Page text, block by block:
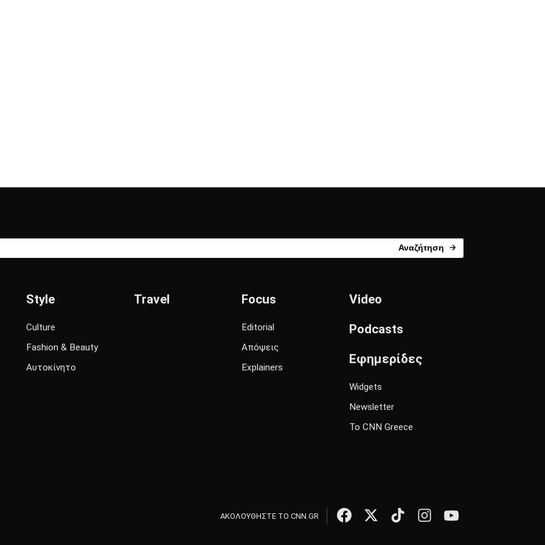
Αναζήτηση
Style
Culture
Fashion & Beauty
Αυτοκίνητο
Travel Focus
Editorial
Απόψεις
Explainers
Video
Podcasts
Εφημερίδες
Widgets
Newsletter
Το CNN Greece
ΑΚΟΛΟΥΘΗΣΤΕ ΤΟ CNN.GR